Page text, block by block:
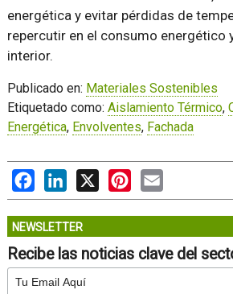
energética y evitar pérdidas de
repercutir en el consumo energético
interior.
Publicado en: Materiales Sostenibles
Etiquetado como: Aislamiento Térmico,
Energética, Envolventes, Fachada
FacebookLinkedIn
X PinterestEmail
NEWSLETTER
Recibe las noticias clave del